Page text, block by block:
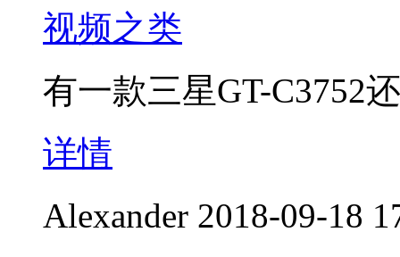
视频之类
有一款三星GT-C3752
详情
Alexander 2018-09-18